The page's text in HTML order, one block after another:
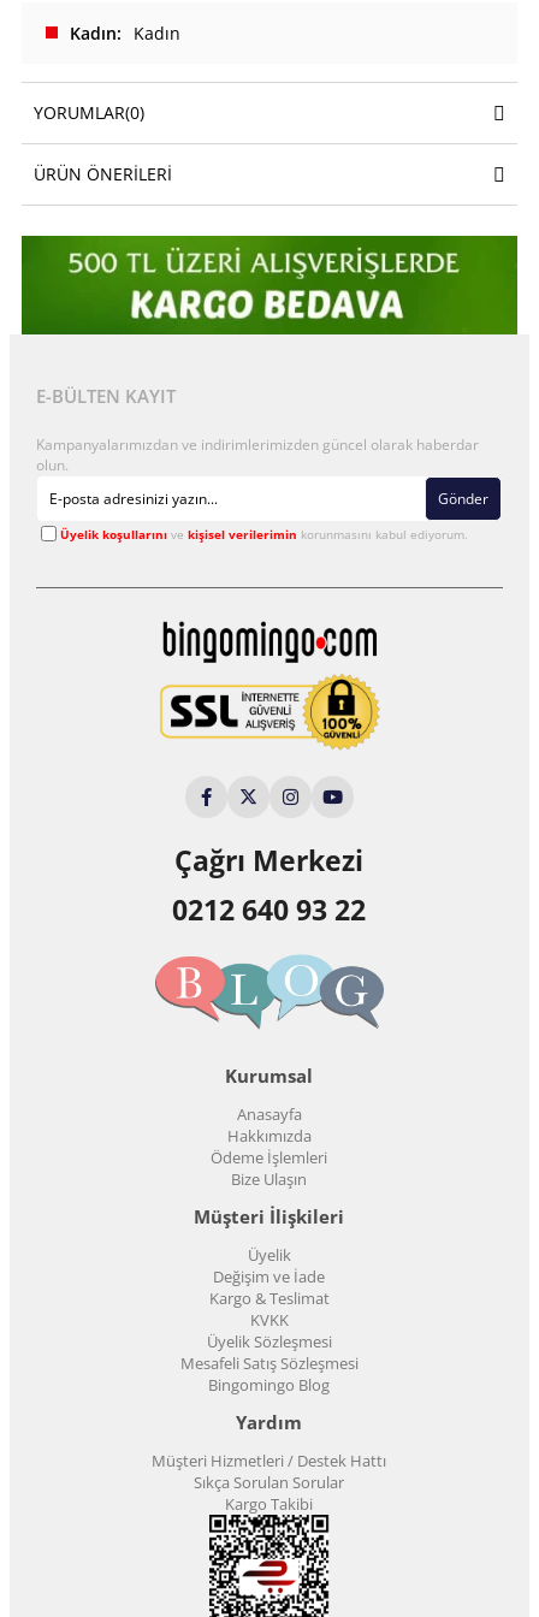
Kadın Kadın
YORUMLAR(0)
ÜRÜN ÖNERILERI
E-BÜLTEN KAYIT
Kampanyalarımızdan ve indirimlerimizden güncel olarak haberdar
olun.
Gönder
Üyelik koşullarınıve kişisel verilerimin korunmasını kabul ediyorum.
Çağrı Merkezi
0212 640 93 22
Kurumsal
Anasayfa
Hakkımızda
Ödeme İşlemleri
Bize Ulaşın
Müşteri İlişkileri
Üyelik
Değişim ve İade
Kargo & Teslimat
KVKK
Üyelik Sözleşmesi
Mesafeli Satış Sözleşmesi
Bingomingo Blog
Yardım
Müşteri Hizmetleri / Destek Hattı
Sıkça Sorulan Sorular
Kargo Takibi